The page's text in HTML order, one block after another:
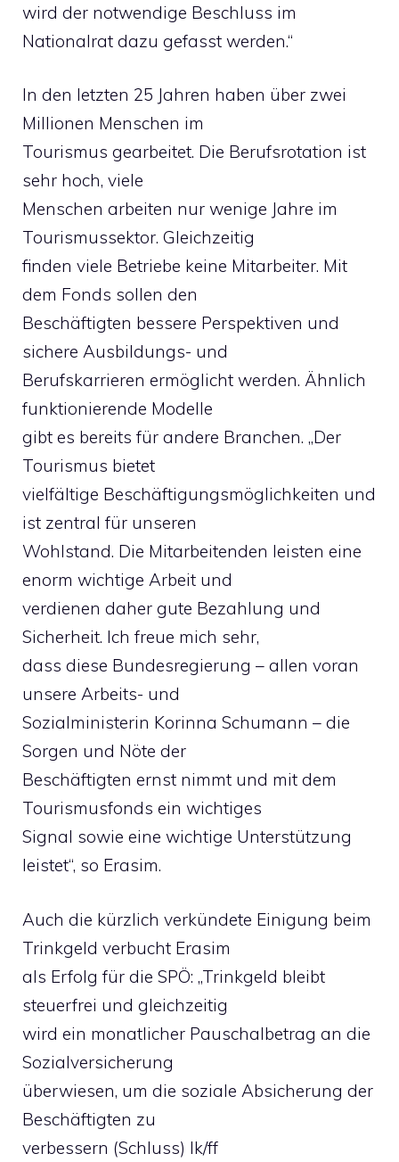
wird der notwendige Beschluss im
Nationalrat dazu gefasst werden.“
In den letzten 25 Jahren haben über zwei
Millionen Menschen im
Tourismus gearbeitet. Die Berufsrotation ist
sehr hoch, viele
Menschen arbeiten nur wenige Jahre im
Tourismussektor. Gleichzeitig
finden viele Betriebe keine Mitarbeiter. Mit
dem Fonds sollen den
Beschäftigten bessere Perspektiven und
sichere Ausbildungs- und
Berufskarrieren ermöglicht werden. Ähnlich
funktionierende Modelle
gibt es bereits für andere Branchen. „Der
Tourismus bietet
vielfältige Beschäftigungsmöglichkeiten und
ist zentral für unseren
Wohlstand. Die Mitarbeitenden leisten eine
enorm wichtige Arbeit und
verdienen daher gute Bezahlung und
Sicherheit. Ich freue mich sehr,
dass diese Bundesregierung – allen voran
unsere Arbeits- und
Sozialministerin Korinna Schumann – die
Sorgen und Nöte der
Beschäftigten ernst nimmt und mit dem
Tourismusfonds ein wichtiges
Signal sowie eine wichtige Unterstützung
leistet“, so Erasim.
Auch die kürzlich verkündete Einigung beim
Trinkgeld verbucht Erasim
als Erfolg für die SPÖ: „Trinkgeld bleibt
steuerfrei und gleichzeitig
wird ein monatlicher Pauschalbetrag an die
Sozialversicherung
überwiesen, um die soziale Absicherung der
Beschäftigten zu
verbessern (Schluss) lk/ff